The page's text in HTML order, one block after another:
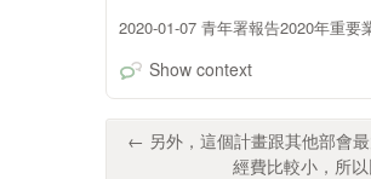
2020-01-07 青年署報告2020年重要
Show context
← 另外，這個計畫跟其他部會
經費比較小，所